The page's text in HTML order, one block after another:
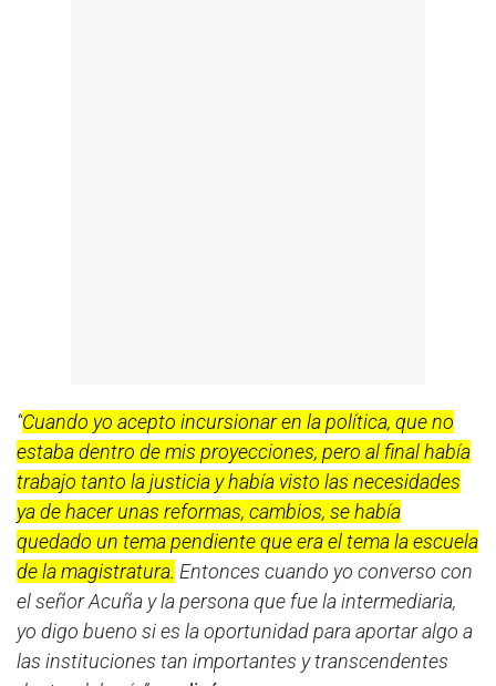
“Cuando yo acepto incursionar en la política, que no
estaba dentro de mis proyecciones, pero al final había
trabajo tanto la justicia y había visto las necesidades
ya de hacer unas reformas, cambios, se había
quedado un tema pendiente que era el tema la escuela
de la magistratura. Entonces cuando yo converso con
el señor Acuña y la persona que fue la intermediaria,
yo digo bueno si es la oportunidad para aportar algo a
las instituciones tan importantes y transcendentes